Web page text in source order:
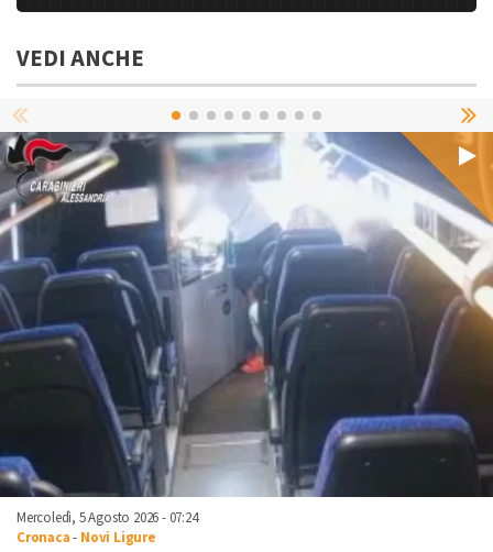
VEDI ANCHE
Mercoledì, 5 Agosto 2026 - 07:24
Cronaca- Novi Ligure